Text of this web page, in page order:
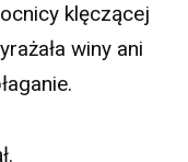
klęczącej
winy ani